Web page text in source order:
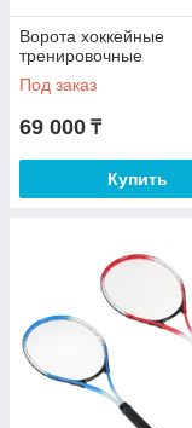
Ворота хоккейные
тренировочные
Под заказ
69 000 ₸
Купить